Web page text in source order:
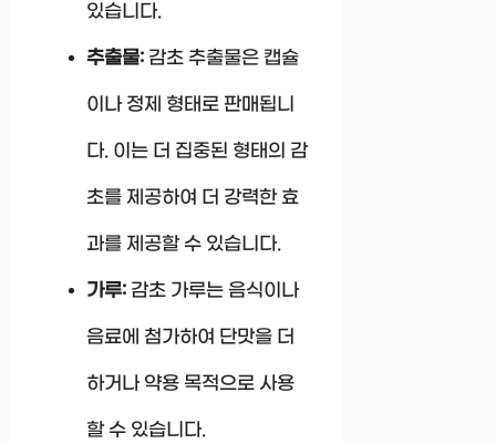
있습니다.
추출물: 감초 추출물은 캡슐
이나 정제 형태로 판매됩니
다. 이는 더 집중된 형태의 감
초를 제공하여 더 강력한 효
과를 제공할 수 있습니다.
가루: 감초 가루는 음식이나
음료에 첨가하여 단맛을 더
하거나 약용 목적으로 사용
할 수 있습니다.